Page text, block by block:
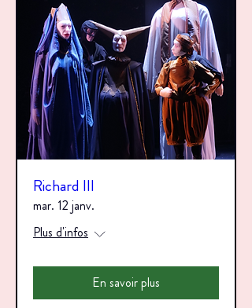
Richard III
mar. 12 janv.
Plus d'infos
En savoir plus